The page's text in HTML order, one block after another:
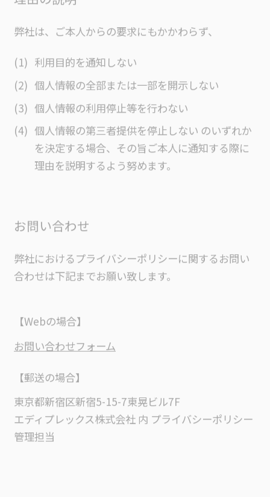
弊社は、ご本人からの要求にもかかわらず、
利用目的を通知しない
個人情報の全部または一部を開示しない
個人情報の利用停止等を行わない
個人情報の第三者提供を停止しない のいずれか
を決定する場合、その旨ご本人に通知する際に
理由を説明するよう努めます。
お問い合わせ
弊社におけるプライバシーポリシーに関するお問い
合わせは下記までお願い致します。
【Webの場合】
お問い合わせフォーム
【郵送の場合】
東京都新宿区新宿5-15-7東晃ビル7F
エディプレックス株式会社 内 プライバシーポリシー
管理担当